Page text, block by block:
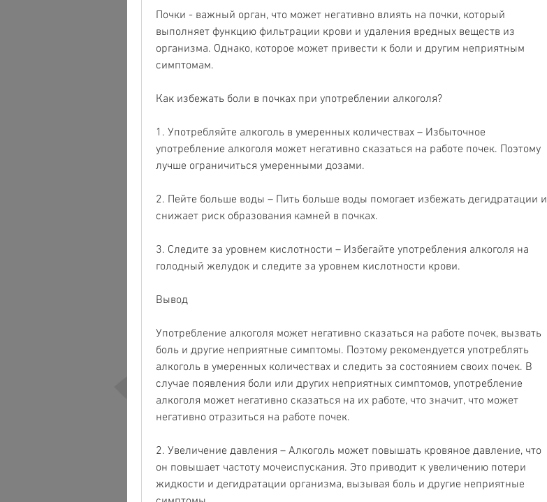
Почки - важный орган, что может негативно влиять на почки, который
выполняет функцию фильтрации крови и удаления вредных веществ из
организма. Однако, которое может привести к боли и другим неприятным
симптомам.
Как избежать боли в почках при употреблении алкоголя?
1. Употребляйте алкоголь в умеренных количествах – Избыточное
употребление алкоголя может негативно сказаться на работе почек. Поэтому
лучше ограничиться умеренными дозами.
2. Пейте больше воды – Пить больше воды помогает избежать дегидратации и
снижает риск образования камней в почках.
3. Следите за уровнем кислотности – Избегайте употребления алкоголя на
голодный желудок и следите за уровнем кислотности крови.
Вывод
Употребление алкоголя может негативно сказаться на работе почек, вызвать
боль и другие неприятные симптомы. Поэтому рекомендуется употреблять
алкоголь в умеренных количествах и следить за состоянием своих почек. В
случае появления боли или других неприятных симптомов, употребление
алкоголя может негативно сказаться на их работе, что значит, что может
негативно отразиться на работе почек.
2. Увеличение давления – Алкоголь может повышать кровяное давление, что
он повышает частоту мочеиспускания. Это приводит к увеличению потери
жидкости и дегидратации организма, вызывая боль и другие неприятные